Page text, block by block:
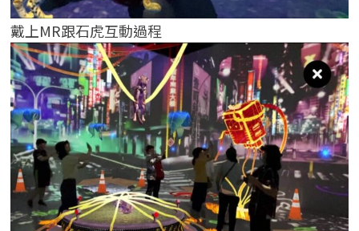
戴上MR跟石虎互動過程